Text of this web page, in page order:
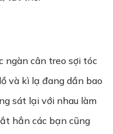
ngàn cân treo sợi tóc
và kì lạ đang dần bao
sát lại với nhau làm
hẳn các bạn cũng